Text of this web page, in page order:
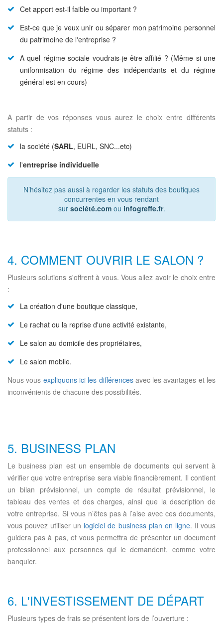
Cet apport est-il faible ou important ?
Est-ce que je veux unir ou séparer mon patrimoine personnel
du patrimoine de l'entreprise ?
A quel régime sociale voudrais-je être affilié ? (Même si une
uniformisation du régime des indépendants et du régime
général est en cours)
A partir de vos réponses vous aurez le choix entre différents
statuts :
la société (SARL, EURL, SNC...etc)
l'entreprise individuelle
N’hésitez pas aussi à regarder les statuts des boutiques
concurrentes en vous rendant
sur société.comou infogreffe.fr.
4. COMMENT OUVRIR LE SALON ?
Plusieurs solutions s'offrent à vous. Vous allez avoir le choix entre
:
La création d'une boutique classique,
Le rachat ou la reprise d'une activité existante,
Le salon au domicile des propriétaires,
Le salon mobile.
Nous vous expliquons ici les différencesavec les avantages et les
inconvénients de chacune des possibilités.
5. BUSINESS PLAN
Le business plan est un ensemble de documents qui servent à
vérifier que votre entreprise sera viable financièrement. Il contient
un bilan prévisionnel, un compte de résultat prévisionnel, le
tableau des ventes et des charges, ainsi que la description de
votre entreprise. Si vous n’êtes pas à l’aise avec ces documents,
vous pouvez utiliser un logiciel de business plan en ligne. Il vous
guidera pas à pas, et vous permettra de présenter un document
professionnel aux personnes qui le demandent, comme votre
banquier.
6. L'INVESTISSEMENT DE DÉPART
Plusieurs types de frais se présentent lors de l’ouverture :